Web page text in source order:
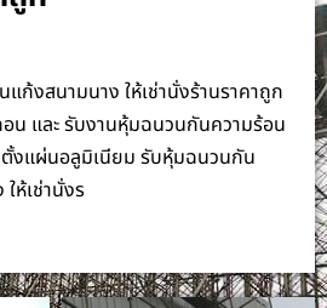
ก้งสนามนาง ให้เช่านั่งร้านราคาถูก
น และ รับงานหุ้มฉนวนกันความร้อน
งแผ่นอลูมิเนียม รับหุ้มฉนวนกัน
ห้เช่านั่งร